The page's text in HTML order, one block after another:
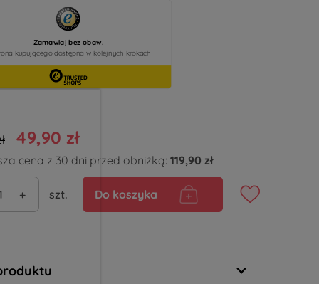
49,90 zł
cena z 30 dni przed obniżką: 119,90 zł
+ szt. Do koszyka